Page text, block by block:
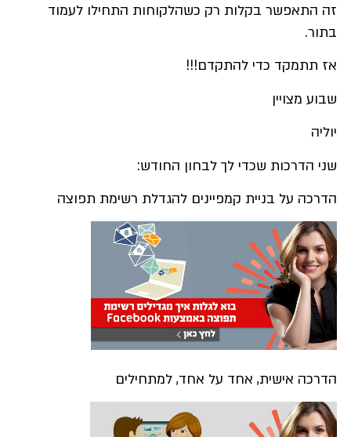
זה התאפשר בקלות רק כשהלקוחות התחילו לעמוד
בתור.
אז תתמקד כדי להתקדם!!!
שבוע מצויין
יוליה
שני הדרכות שכדי לך לבחון החודש:
הדרכה על בניית קמפיינים להגדלת רשימת תפוצה
הדרכה אישית, אחד על אחד, למתחילים